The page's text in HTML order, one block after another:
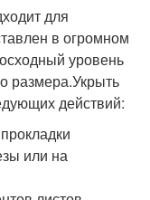
для
в огромном
уровень
размера.Укрыть
действий:
или на